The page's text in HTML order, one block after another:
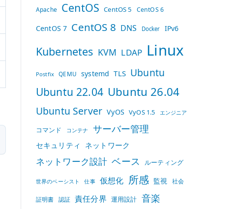
Apache CentOS CentOS 5 CentOS 6
CentOS 7 CentOS 8 DNS Docker IPv6
Kubernetes KVM LDAP Linux
Postfix QEMU systemd TLS Ubuntu
Ubuntu 22.04 Ubuntu 26.04
Ubuntu Server VyOS VyOS 1.5 エンジニア
コマンド コンテナ サーバー管理
セキュリティ ネットワーク
ネットワーク設計 ベース ルーティング
世界のベーシスト 仕事 仮想化 所感 監視 社会
証明書 認証 責任分界 運用設計 音楽